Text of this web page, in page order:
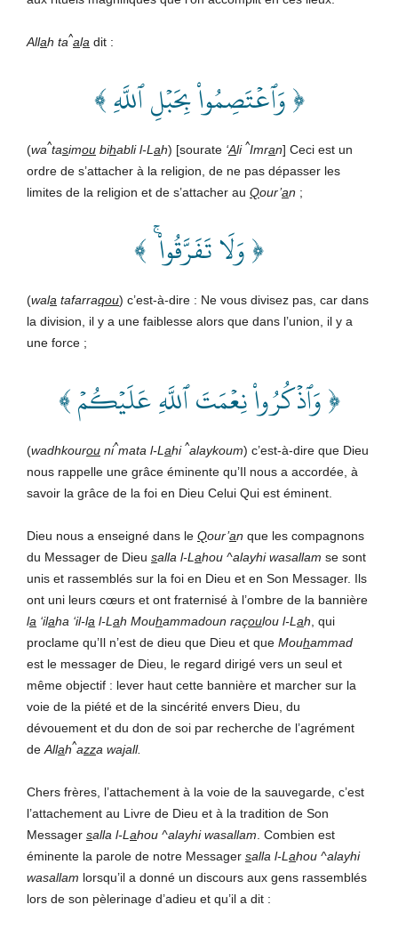
Allah ta^ala dit :
﴿ وَٱعۡتَصِمُواْ بِحَبۡلِ ٱللَّهِ ﴾
(wa^tasimou bihabli l-L ah) [sourate ‘Ali ^Imran] Ceci est un
ordre de s’attacher à la religion, de ne pas dépasser les
limites de la religion et de s’attacher au Qour’an ;
﴿ وَلَا تَفَرَّقُواْ ۚ ﴾
(wala tafarraqou) c’est-à-dire : Ne vous divisez pas, car dans
la division, il y a une faiblesse alors que dans l’union, il y a
une force ;
﴿ وَٱذۡكُرُواْ نِعۡمَتَ ٱللَّهِ عَلَيۡكُمۡ ﴾
(wadhkourou ni^mata l-L ahi ^alaykoum) c’est-à-dire que Dieu
nous rappelle une grâce éminente qu’Il nous a accordée, à
savoir la grâce de la foi en Dieu Celui Qui est éminent.
Dieu nous a enseigné dans le Qour’an que les compagnons
du Messager de Dieu salla l-L ahou ^alayhi wasallam se sont
unis et rassemblés sur la foi en Dieu et en Son Messager. Ils
ont uni leurs cœurs et ont fraternisé à l’ombre de la bannière
la ‘ilaha ‘il-la l-L ah Mouhammadoun raçoulou l-L ah , qui
proclame qu’Il n’est de dieu que Dieu et que Mouhammad
est le messager de Dieu, le regard dirigé vers un seul et
même objectif : lever haut cette bannière et marcher sur la
voie de la piété et de la sincérité envers Dieu, du
dévouement et du don de soi par recherche de l’agrément
de Allah^azza wajall.
Chers frères, l’attachement à la voie de la sauvegarde, c’est
l’attachement au Livre de Dieu et à la tradition de Son
Messager salla l-L ahou ^alayhi wasallam . Combien est
éminente la parole de notre Messager salla l-L ahou ^alayhi
wasallam lorsqu’il a donné un discours aux gens rassemblés
lors de son pèlerinage d’adieu et qu’il a dit :